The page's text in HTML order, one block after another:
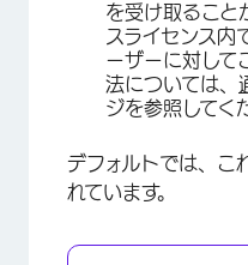
を受け取ること
スライセンス内
ーザーに対して
法については、
ジを参照してく
デフォルトでは、こ
れています。